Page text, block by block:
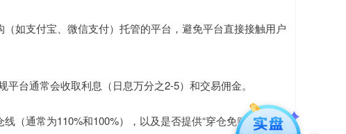
如支付宝、微信支付）托管的平台，避免平台直接接触用户
平台通常会收取利息（日息万分之2-5）和交易佣金。
（通常为110%和100%），以及是否提供“穿仓免赔”服务。